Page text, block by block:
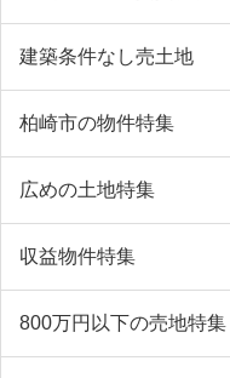
建築条件なし売土地
柏崎市の物件特集
広めの土地特集
収益物件特集
800万円以下の売地特集